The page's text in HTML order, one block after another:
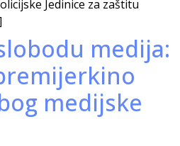
Jedinice za zaštitu
medija:
medijske